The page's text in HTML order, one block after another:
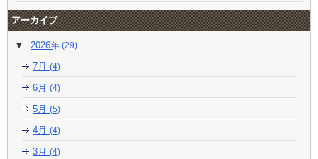
アーカイブ
2026 (29)
7月 (4)
6月 (4)
5月 (5)
4月 (4)
3月 (4)